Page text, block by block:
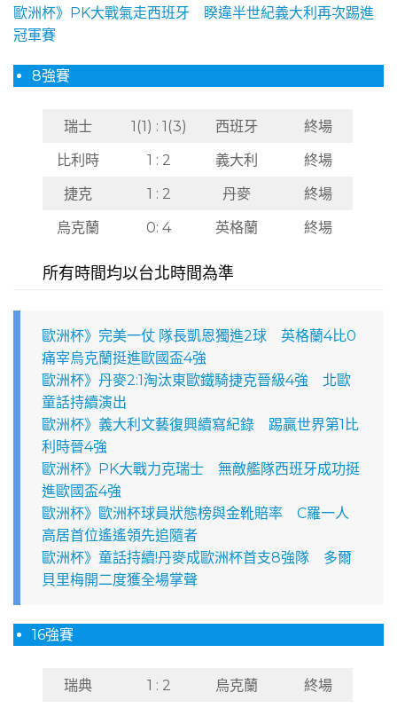
歐洲杯》PK大戰氣走西班牙 睽違半世紀義大利再次踢進
冠軍賽
8強賽
瑞士 1(1) : 1(3) 西班牙
終場
比利時
1 : 2 義大利
終場
捷克
1 : 2 丹麥
終場
烏克蘭
0: 4 英格蘭 終場
所有時間均以台北時間為準
歐洲杯》完美一仗 隊長凱恩獨進2球 英格蘭4比0
痛宰烏克蘭挺進歐國盃4強
歐洲杯》丹麥2:1淘汰東歐鐵騎捷克晉級4強 北歐
童話持續演出
歐洲杯》義大利文藝復興續寫紀錄 踢贏世界第1比
利時晉4強
歐洲杯》PK大戰力克瑞士 無敵艦隊西班牙成功挺
進歐國盃4強
歐洲杯》歐洲杯球員狀態榜與金靴賠率 C羅一人
高居首位遙遙領先追隨者
歐洲杯》童話持續!丹麥成歐洲杯首支8強隊 多爾
貝里梅開二度獲全場掌聲
16強賽
瑞典 1 : 2 烏克蘭
終場